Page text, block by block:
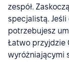
zespół.
specjalistą.
potrzebujesz
Łatwo przyjdzie
wyróżniającymi